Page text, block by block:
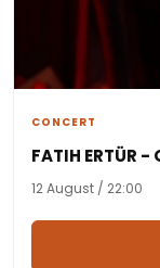
CONCERT
FATIH ERTÜR -
12 August / 22:00